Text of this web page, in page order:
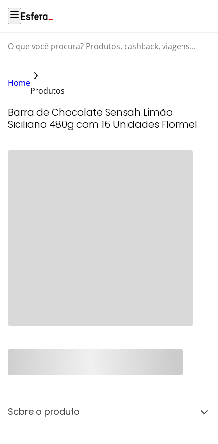
O que você procura? Produtos, cashback, viagens...
Home
Produtos
Barra de Chocolate Sensah Limão
Siciliano 480g com 16 Unidades Flormel
Sobre o produto